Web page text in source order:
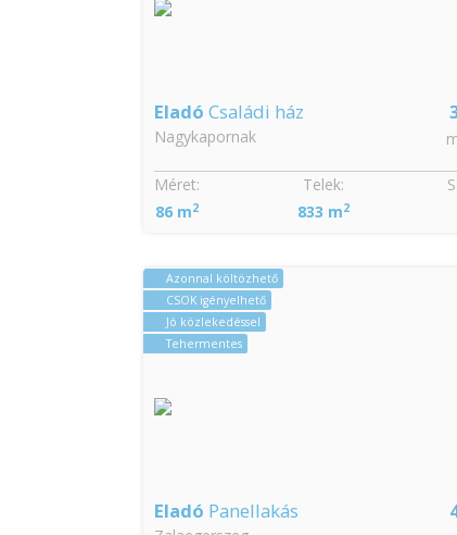
Eladó Családi ház
Nagykapornak
Méret:
86 m2
Telek:
833 m2
Azonnal költözhető
CSOK igényelhető
Jó közlekedéssel
Tehermentes
Eladó Panellakás